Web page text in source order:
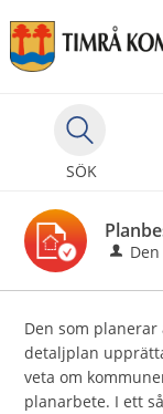
Välkommen
till
självservice
kommun
SÖK
Den som
detaljplan
veta om
planarbete. I ett